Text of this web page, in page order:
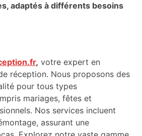
adaptés à différents besoins
, votre expert en
réception. Nous proposons des
pour tous types
mariages, fêtes et
Nos services incluent
assurant une